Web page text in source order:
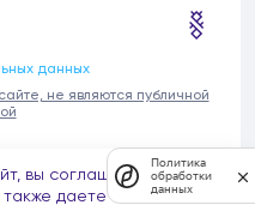
данных
не являются публичной
частных услуг от
ремонтов, продажи
внимание на то, что
вы соглашаетесь на
даете согласие на
Политика
обработки
данных